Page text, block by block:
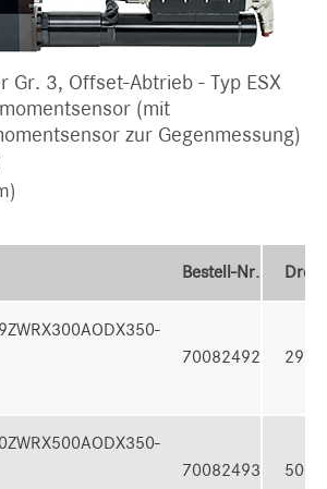
Gr. 3, Offset-Abtrieb - Typ ESX
(mit
zur Gegenmessung)
Bestell-Nr.
70082492 291
70082493 500